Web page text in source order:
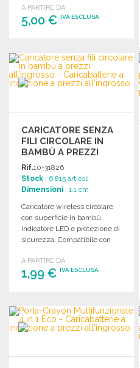
A PARTIRE DA
5,00 € IVA ESCLUSA
Richiedi un preventivo
CARICATORE SENZA
FILI CIRCOLARE IN
BAMBÙ A PREZZI
ALL'INGROSSO
Rif.10-31826
Stock : 6 815 articoli
Dimensioni : 1.1 cm
Caricatore wireless circolare
con superficie in bambù,
indicatore LED e protezione di
sicurezza. Compatibile con
incluso.
A PARTIRE DA
1,99 € IVA ESCLUSA
Richiedi un preventivo